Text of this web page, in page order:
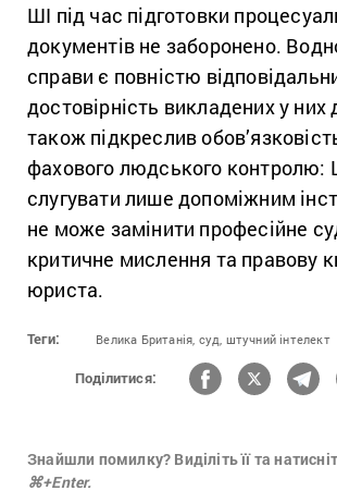
ШІ під час підготовки
документів не заборонено.
справи є повністю
достовірність викладених у них
також підкреслив
фахового людського контролю:
слугувати лише допоміжним
не може замінити професійне
критичне мислення та правову
юриста.
Теги: Велика Британія, суд, штучний інтелект
Поділитися:
Знайшли помилку? Виділіть її та
⌘+Enter.